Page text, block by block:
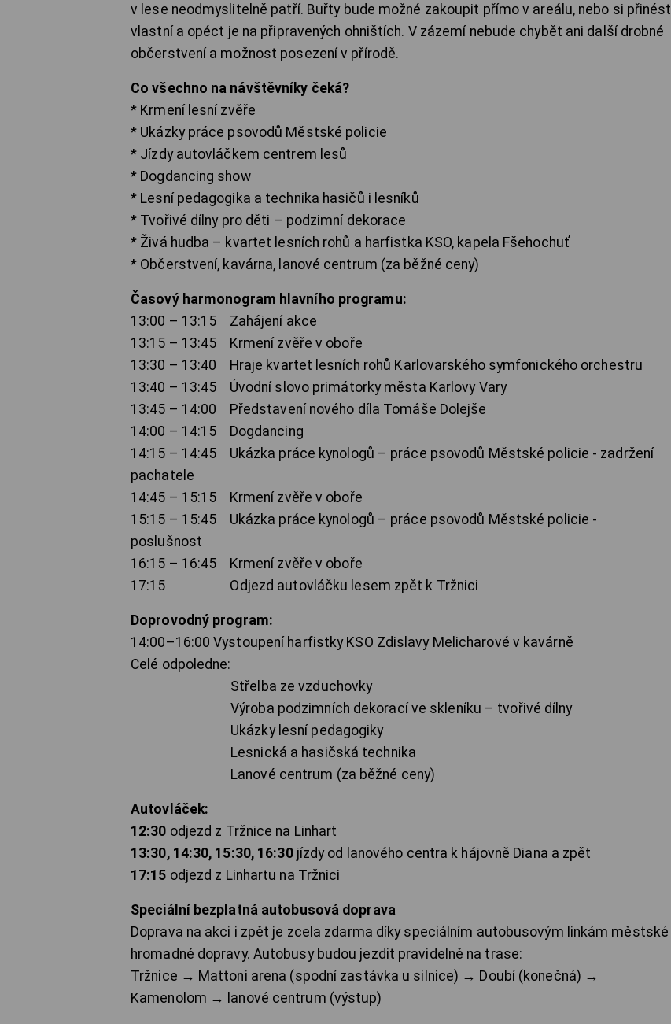
v lese neodmyslitelně patří. Buřty bude možné zakoupit přímo v areálu, nebo si přinést
vlastní a opéct je na připravených ohništích. V zázemí nebude chybět ani další drobné
občerstvení a možnost posezení v přírodě.
Co všechno na návštěvníky čeká?
* Krmení lesní zvěře
* Ukázky práce psovodů Městské policie
* Jízdy autovláčkem centrem lesů
* Dogdancing show
* Lesní pedagogika a technika hasičů i lesníků
* Tvořivé dílny pro děti – podzimní dekorace
* Živá hudba – kvartet lesních rohů a harfistka KSO, kapela Fšehochuť
* Občerstvení, kavárna, lanové centrum (za běžné ceny)
Časový harmonogram hlavního programu:
13:00 – 13:15 Zahájení akce
13:15 – 13:45 Krmení zvěře v oboře
13:30 – 13:40 Hraje kvartet lesních rohů Karlovarského symfonického orchestru
13:40 – 13:45 Úvodní slovo primátorky města Karlovy Vary
13:45 – 14:00 Představení nového díla Tomáše Dolejše
14:00 – 14:15 Dogdancing
14:15 – 14:45 Ukázka práce kynologů – práce psovodů Městské policie - zadržení
pachatele
14:45 – 15:15 Krmení zvěře v oboře
15:15 – 15:45 Ukázka práce kynologů – práce psovodů Městské policie -
poslušnost
16:15 – 16:45 Krmení zvěře v oboře
17:15 Odjezd autovláčku lesem zpět k Tržnici
Doprovodný program:
14:00–16:00 Vystoupení harfistky KSO Zdislavy Melicharové v kavárně
Celé odpoledne:
Střelba ze vzduchovky
Výroba podzimních dekorací ve skleníku – tvořivé dílny
Ukázky lesní pedagogiky
Lesnická a hasičská technika
Lanové centrum (za běžné ceny)
Autovláček:
12:30 odjezd z Tržnice na Linhart
13:30, 14:30, 15:30, 16:30jízdy od lanového centra k hájovně Diana a zpět
17:15 odjezd z Linhartu na Tržnici
Speciální bezplatná autobusová doprava
Doprava na akci i zpět je zcela zdarma díky speciálním autobusovým linkám městské
hromadné dopravy. Autobusy budou jezdit pravidelně na trase:
Tržnice → Mattoni arena (spodní zastávka u silnice) → Doubí (konečná) →
Kamenolom → lanové centrum (výstup)